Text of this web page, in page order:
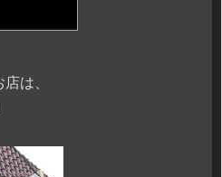
は、